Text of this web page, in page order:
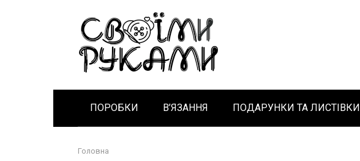
ПОРОБКИ В’ЯЗАННЯ ПОДАРУНКИ ТА ЛИСТІВКИ
Головна